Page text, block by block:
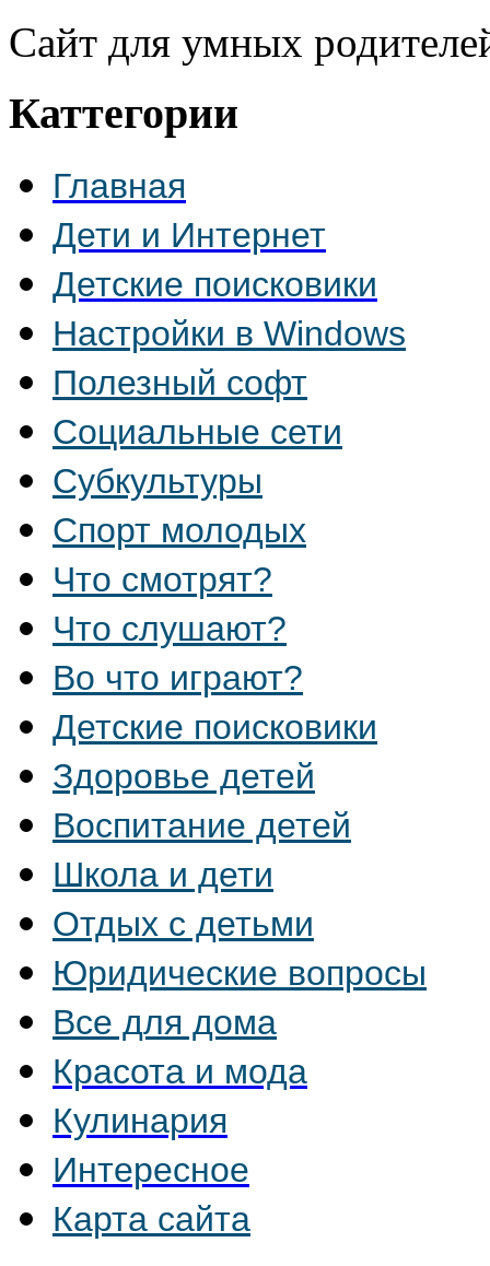
Сайт для умных
Каттегории
Главная
Дети и Интернет
Детские поисковики
Настройки в Windows
Полезный софт
Социальные сети
Субкультуры
Спорт молодых
Что смотрят?
Что слушают?
Во что играют?
Детские поисковики
Здоровье детей
Воспитание детей
Школа и дети
Отдых с детьми
Юридические вопросы
Все для дома
Красота и мода
Кулинария
Интересное
Карта сайта